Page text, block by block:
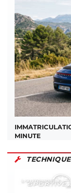
MINUTE
TECHNIQUE